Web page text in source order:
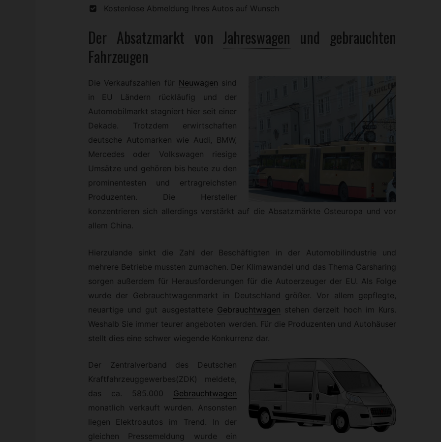
Kostenlose Abmeldung Ihres Autos auf Wunsch
Der Absatzmarkt von Jahreswagen und gebrauchten
Fahrzeugen
Die Verkaufszahlen für Neuwagen sind
in EU Ländern rückläufig und der
Automobilmarkt stagniert hier seit einer
Dekade. Trotzdem erwirtschaften
deutsche Automarken wie Audi, BMW,
Mercedes oder Volkswagen riesige
Umsätze und gehören bis heute zu den
prominentesten und ertragreichsten
Produzenten. Die Hersteller
konzentrieren sich allerdings verstärkt auf die Absatzmärkte Osteuropa und vor
allem China.
Hierzulande sinkt die Zahl der Beschäftigten in der Automobilindustrie und
mehrere Betriebe mussten zumachen. Der Klimawandel und das Thema Carsharing
sorgen außerdem für Herausforderungen für die Autoerzeuger der EU. Als Folge
wurde der Gebrauchtwagenmarkt in Deutschland größer. Vor allem gepflegte,
neuartige und gut ausgestattete Gebrauchtwagen stehen derzeit hoch im Kurs.
Weshalb Sie immer teurer angeboten werden. Für die Produzenten und Autohäuser
stellt dies eine schwer wiegende Konkurrenz dar.
Der Zentralverband des Deutschen
Kraftfahrzeuggewerbes(ZDK) meldete,
das ca. 585.000
Gebrauchtwagen
monatlich verkauft wurden. Ansonsten
liegen
Elektroautos
im Trend. In der
gleichen Pressemeldung wurde ein